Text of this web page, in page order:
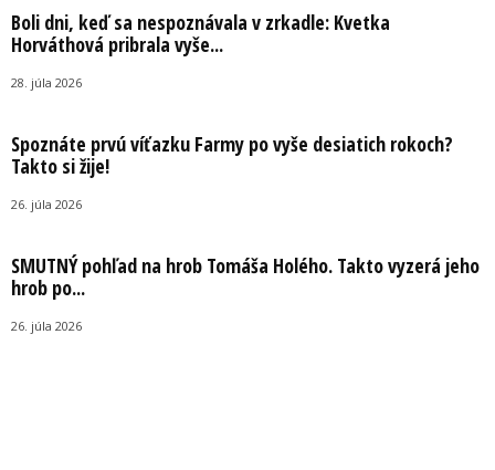
Boli dni, keď sa nespoznávala v zrkadle: Kvetka
Horváthová pribrala vyše...
28. júla 2026
Spoznáte prvú víťazku Farmy po vyše desiatich rokoch?
Takto si žije!
26. júla 2026
SMUTNÝ pohľad na hrob Tomáša Holého. Takto vyzerá jeho
hrob po...
26. júla 2026